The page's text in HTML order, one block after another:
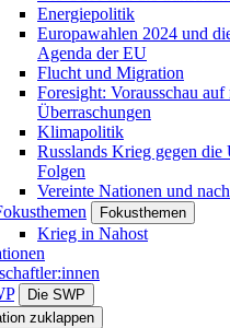
Energiepolitik
Europawahlen 2024 und
Agenda der EU
Flucht und Migration
Foresight: Vorausschau
Überraschungen
Klimapolitik
Russlands Krieg gegen die
Folgen
Vereinte Nationen und
Fokusthemen
Krieg in Nahost
Die SWP
zuklappen